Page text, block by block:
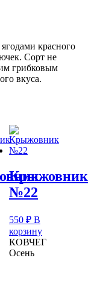
красного
Сорт не
грибковым
вкуса.
Крыжовник
№22
550 ₽ В
корзину
КОВЧЕГ
Осень